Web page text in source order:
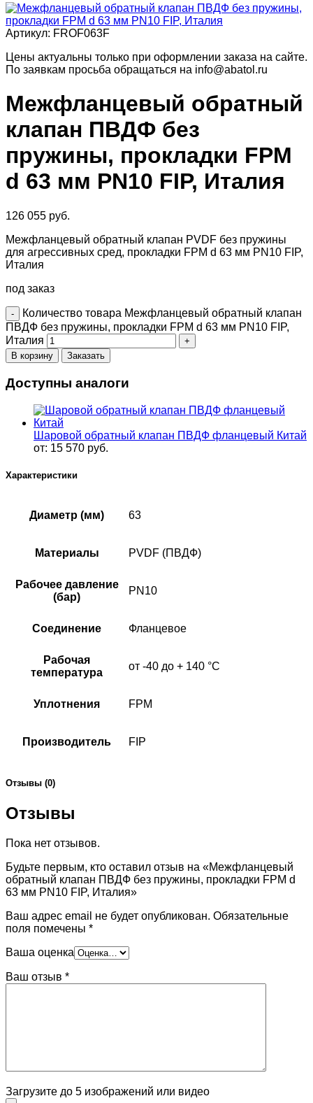
Артикул: FROF063F
Цены актуальны только при оформлении заказа на сайте.
По заявкам просьба обращаться на info@abatol.ru
Межфланцевый обратный
клапан ПВДФ без
пружины, прокладки FPM
d 63 мм PN10 FIP, Италия
126 055 руб.
Межфланцевый обратный клапан PVDF без пружины
для агрессивных сред, прокладки FPM d 63 мм PN10 FIP,
Италия
под заказ
Количество товара Межфланцевый обратный клапан
ПВДФ без пружины, прокладки FPM d 63 мм PN10 FIP,
Италия
В корзину Заказать
Доступны аналоги
Шаровой обратный клапан ПВДФ фланцевый Китай
от: 15 570 руб.
Характеристики
Диаметр (мм) 63
Материалы PVDF (ПВДФ)
Рабочее давление
(бар)
PN10
Соединение Фланцевое
Рабочая
температура
от -40 до + 140 °C
Уплотнения FPM
Производитель FIP
Отзывы (0)
Отзывы
Пока нет отзывов.
Будьте первым, кто оставил отзыв на «Межфланцевый
обратный клапан ПВДФ без пружины, прокладки FPM d
63 мм PN10 FIP, Италия»
Ваш адрес email не будет опубликован. Обязательные
поля помечены *
Ваша оценка
Ваш отзыв *
Загрузите до 5 изображений или видео